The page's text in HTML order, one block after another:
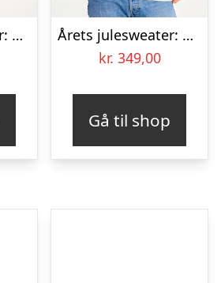
Årets julesweater: Sexy And I Glow It Blå – herre / mænd. Ugly Christmas Sweater lavet i Danmark
Årets julesweater: Make It Rein – herre / mænd. Ugly Christmas Sweater lavet i Danmark
kr. 349,00
Gå til shop